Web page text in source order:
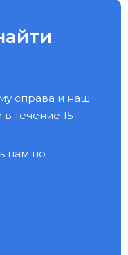
справа и наш
течение 15
нам по